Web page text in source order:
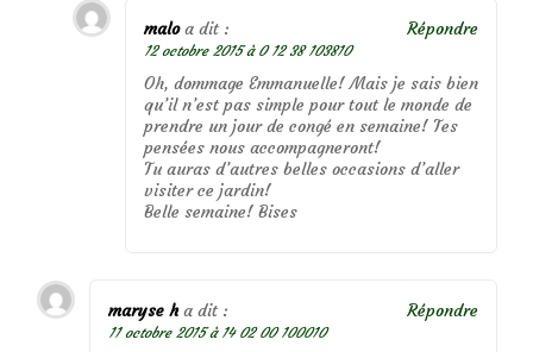
malo a dit :
12 octobre 2015 à 0 12 38 103810
Oh, dommage Emmanuelle! Mais je sais bien
qu’il n’est pas simple pour tout le monde de
prendre un jour de congé en semaine! Tes
pensées nous accompagneront!
Tu auras d’autres belles occasions d’aller
visiter ce jardin!
Belle semaine! Bises
Répondre
maryse h a dit :
11 octobre 2015 à 14 02 00 100010
Répondre